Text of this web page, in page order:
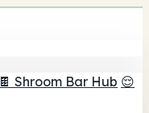
🍫 Shroom Bar Hub 😌